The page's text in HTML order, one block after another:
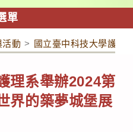
單
活動 > 國立臺中科技大學護理
理系舉辦2024第
界的築夢城堡展